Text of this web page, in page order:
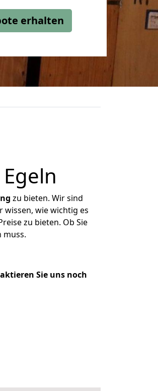
erhalten
zu bieten. Wir sind
wissen, wie wichtig es
zu bieten. Ob Sie
muss.
Sie uns noch